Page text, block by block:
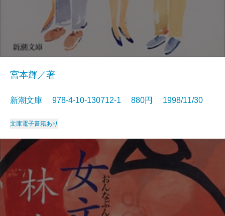
宮本輝／著
新潮文庫 978-4-10-130712-1 880円 1998/11/30
文庫電子書籍あり